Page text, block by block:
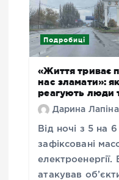
Подробиці
«Життя триває
нас зламати»:
реагують люди
Дарина Лапіна
Від ночі з 5 на
зафіксовані
атакував